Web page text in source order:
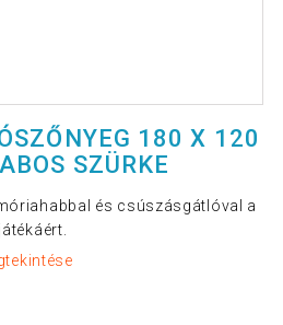
180 X 120
SZÜRKE
és csúszásgátlóval a